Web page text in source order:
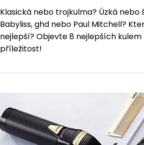
Klasická nebo trojkulma? Úzká nebo
Babyliss, ghd nebo Paul Mitchell?
nejlepší? Objevte 8 nejlepších
příležitost!